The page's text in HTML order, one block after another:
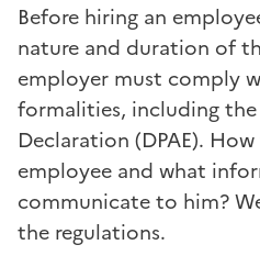
Before hiring an
nature and duration of
employer must comply
formalities, including
Declaration (DPAE).
employee and what
communicate to him?
the regulations.